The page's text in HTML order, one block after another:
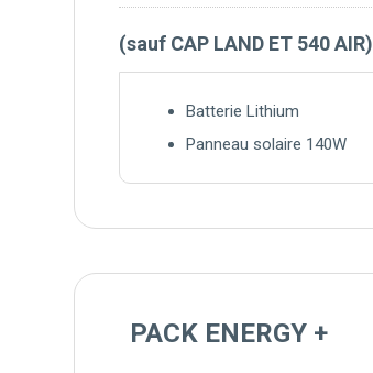
(sauf CAP LAND ET 540 AIR)
Batterie Lithium
Panneau solaire 140W
PACK ENERGY +